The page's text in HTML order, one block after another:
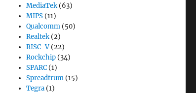
MediaTek (63)
MIPS (11)
Qualcomm (50)
Realtek (2)
RISC-V (22)
Rockchip (34)
SPARC (1)
Spreadtrum (15)
Tegra (1)